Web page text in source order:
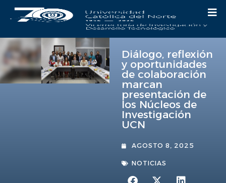
Diálogo, reflexión
y oportunidades
de colaboración
marcan
presentación de
los Núcleos de
Investigación
UCN
AGOSTO 8, 2025
NOTICIAS